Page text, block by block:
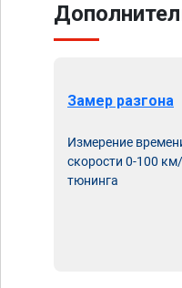
Замер разгона
Измерение
скорости 0-100
тюнинга